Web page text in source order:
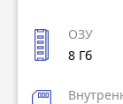
ОЗУ
8 Гб